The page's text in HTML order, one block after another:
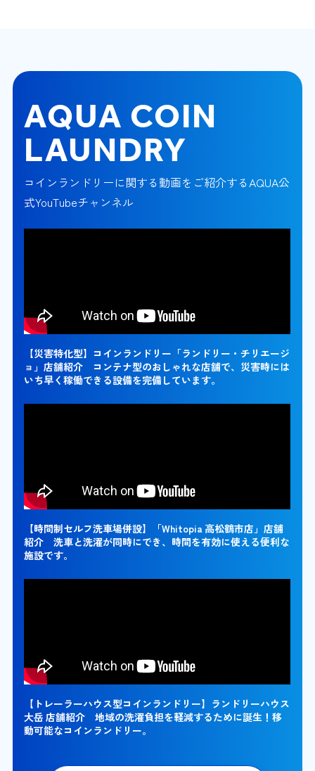
AQUA COIN
LAUNDRY
コインランドリーに関する動画をご紹介するAQUA公
式YouTubeチャンネル
【災害特化型】コインランドリー「ランドリー・チリエージ
ョ」店舗紹介 コンテナ型のおしゃれな店舗で、災害時には
いち早く稼働できる設備を完備しています。
【時間制セルフ洗車場併設】「Whitopia 高松鶴市店」店舗
紹介 洗車と洗濯が同時にでき、時間を有効に使える便利な
施設です。
【トレーラーハウス型コインランドリー】ランドリーハウス
大岳 店舗紹介 地域の洗濯負担を軽減するために誕生！移
動可能なコインランドリー。